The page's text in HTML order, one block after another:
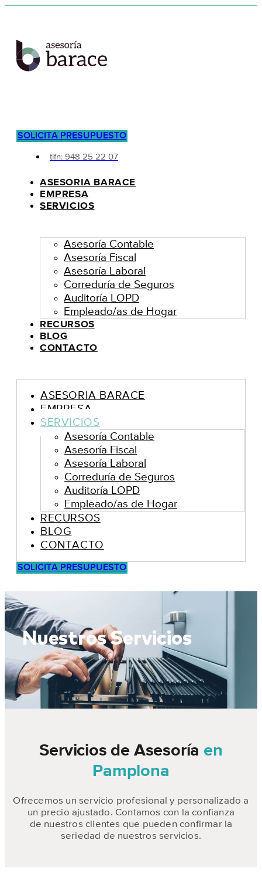
SOLICITA PRESUPUESTO
tlfn: 948 25 22 07
ASESORIA BARACE
EMPRESA
SERVICIOS
Asesoría Contable
Asesoría Fiscal
Asesoría Laboral
Correduría de Seguros
Auditoría LOPD
Empleado/as de Hogar
RECURSOS
BLOG
CONTACTO
ASESORIA BARACE
EMPRESA
SERVICIOS
Asesoría Contable
Asesoría Fiscal
Asesoría Laboral
Correduría de Seguros
Auditoría LOPD
Empleado/as de Hogar
RECURSOS
BLOG
CONTACTO
SOLICITA PRESUPUESTO
Nuestros Servicios
Servicios de Asesoría en
Pamplona
Ofrecemos un servicio profesional y personalizado a
un precio ajustado. Contamos con la confianza
de nuestros clientes que pueden confirmar la
seriedad de nuestros servicios.